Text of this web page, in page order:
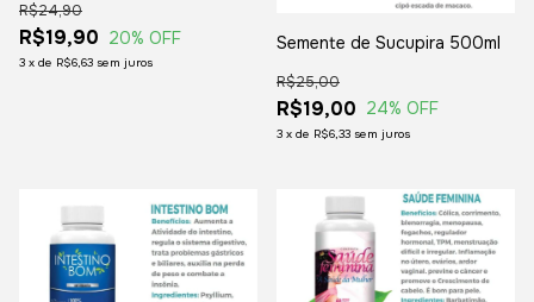
R$19,90
R$24,90
20% OFF
3 x de R$6,63 sem juros
Semente de Sucupira 500ml
R$19,00
R$25,00
24% OFF
3 x de R$6,33 sem juros